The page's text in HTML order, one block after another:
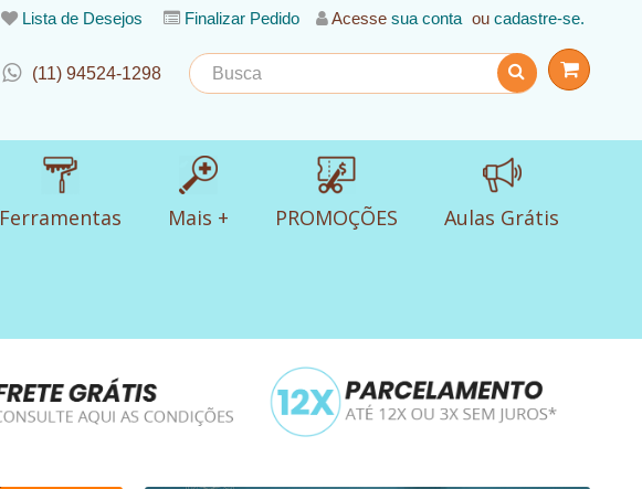
Lista de Desejos Finalizar Pedido Acesse sua conta ou cadastre-se.
(11) 94524-1298
Ferramentas Mais + PROMOÇÕES Aulas Grátis